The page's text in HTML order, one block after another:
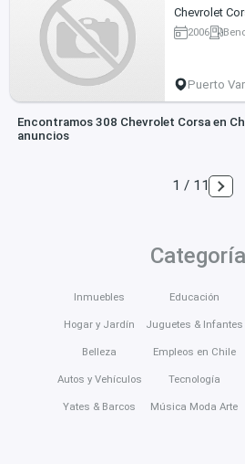
Chevrolet
2006
Puerto
Encontramos 308 Chevrolet Corsa en
anuncios
1 / 11
Inmuebles
Hogar y Jardín
Belleza
Autos y Vehículos
Yates & Barcos
Educación
Juguetes & Infantes
Empleos en Chile
Tecnología
Música Moda Arte